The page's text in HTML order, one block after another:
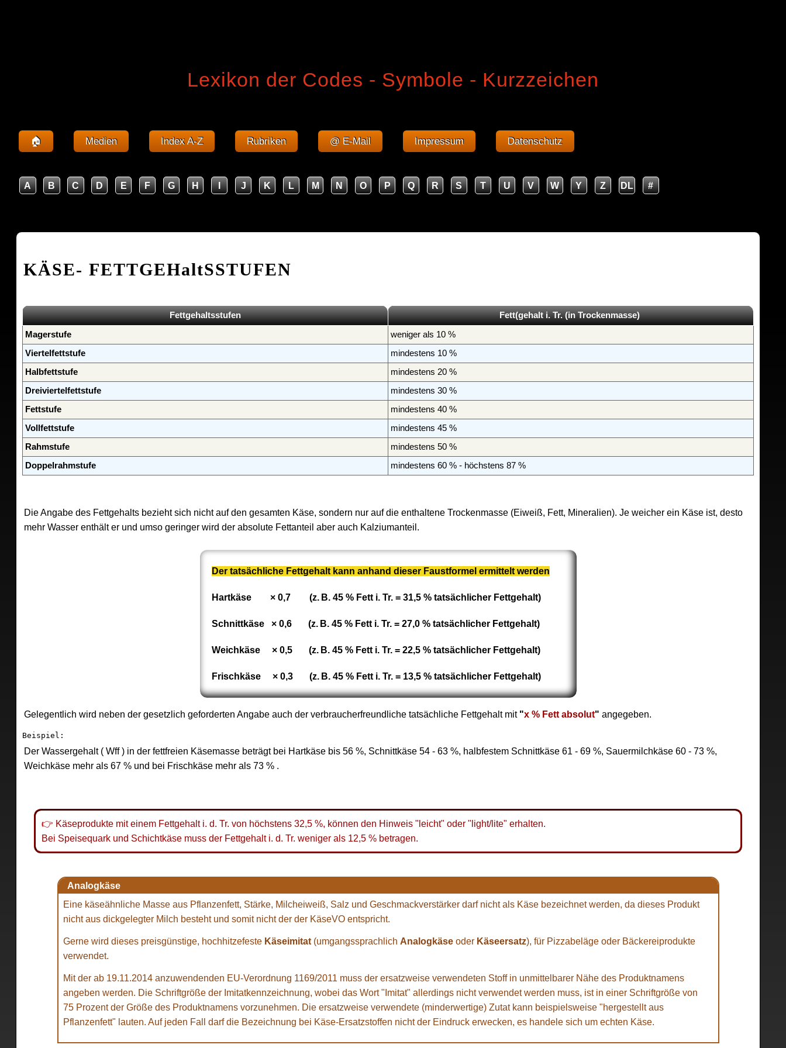
Lexikon der Codes - Symbole - Kurzzeichen
🏠 Medien Index A-Z Rubriken @ E-Mail Impressum Datenschutz
A B C D E F G H I J K L M N O P Q R S T U V W Y Z DL #
KÄSE- FETTGEHaltSSTUFEN
Fettgehaltsstufen Fett(gehalt i. Tr. (in Trockenmasse)
Magerstufe
weniger als 10 %
Viertelfettstufe
mindestens 10 %
Halbfettstufe
mindestens 20 %
Dreiviertelfettstufe
mindestens 30 %
Fettstufe
mindestens 40 %
Vollfettstufe
mindestens 45 %
Rahmstufe
mindestens 50 %
Doppelrahmstufe
mindestens 60 % - höchstens 87 %
Die Angabe des Fettgehalts bezieht sich nicht auf den gesamten Käse, sondern nur auf die enthaltene Trockenmasse (Eiweiß, Fett, Mineralien). Je weicher ein Käse ist, desto
mehr Wasser enthält er und umso geringer wird der absolute Fettanteil aber auch Kalziumanteil.
Der tatsächliche Fettgehalt kann anhand dieser Faustformel ermittelt werden
Hartkäse × 0,7 (z. B. 45 % Fett i. Tr. = 31,5 % tatsächlicher Fettgehalt)
Schnittkäse × 0,6 (z. B. 45 % Fett i. Tr. = 27,0 % tatsächlicher Fettgehalt)
Weichkäse × 0,5 (z. B. 45 % Fett i. Tr. = 22,5 % tatsächlicher Fettgehalt)
Frischkäse × 0,3 (z. B. 45 % Fett i. Tr. = 13,5 % tatsächlicher Fettgehalt)
Gelegentlich wird neben der gesetzlich geforderten Angabe auch der verbraucherfreundliche tatsächliche Fettgehalt mit "x % Fett absolut" angegeben.
Beispiel:
Der Wassergehalt ( Wff ) in der fettfreien Käsemasse beträgt bei Hartkäse bis 56 %, Schnittkäse 54 - 63 %, halbfestem Schnittkäse 61 - 69 %, Sauermilchkäse 60 - 73 %,
Weichkäse mehr als 67 % und bei Frischkäse mehr als 73 % .
👉 Käseprodukte mit einem Fettgehalt i. d. Tr. von höchstens 32,5 %, können den Hinweis "leicht" oder "light/lite" erhalten.
Bei Speisequark und Schichtkäse muss der Fettgehalt i. d. Tr. weniger als 12,5 % betragen.
Analogkäse
Eine käseähnliche Masse aus Pflanzenfett, Stärke, Milcheiweiß, Salz und Geschmackverstärker darf nicht als Käse bezeichnet werden, da dieses Produkt
nicht aus dickgelegter Milch besteht und somit nicht der der KäseVO entspricht.
Gerne wird dieses preisgünstige, hochhitzefeste Käseimitat(umgangssprachlich Analogkäseoder Käseersatz), für Pizzabeläge oder Bäckereiprodukte
verwendet.
Mit der ab 19.11.2014 anzuwendenden EU-Verordnung 1169/2011 muss der ersatzweise verwendeten Stoff in unmittelbarer Nähe des Produktnamens
angeben werden. Die Schriftgröße der Imitatkennzeichnung, wobei das Wort "Imitat" allerdings nicht verwendet werden muss, ist in einer Schriftgröße von
75 Prozent der Größe des Produktnamens vorzunehmen. Die ersatzweise verwendete (minderwertige) Zutat kann beispielsweise "hergestellt aus
Pflanzenfett" lauten. Auf jeden Fall darf die Bezeichnung bei Käse-Ersatzstoffen nicht der Eindruck erwecken, es handele sich um echten Käse.